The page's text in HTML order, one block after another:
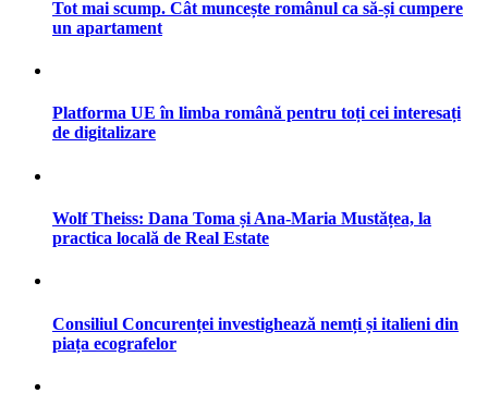
Tot mai scump. Cât muncește românul ca să-și cumpere
un apartament
Platforma UE în limba română pentru toți cei interesați
de digitalizare
Wolf Theiss: Dana Toma și Ana-Maria Mustățea, la
practica locală de Real Estate
Consiliul Concurenței investighează nemți și italieni din
piața ecografelor